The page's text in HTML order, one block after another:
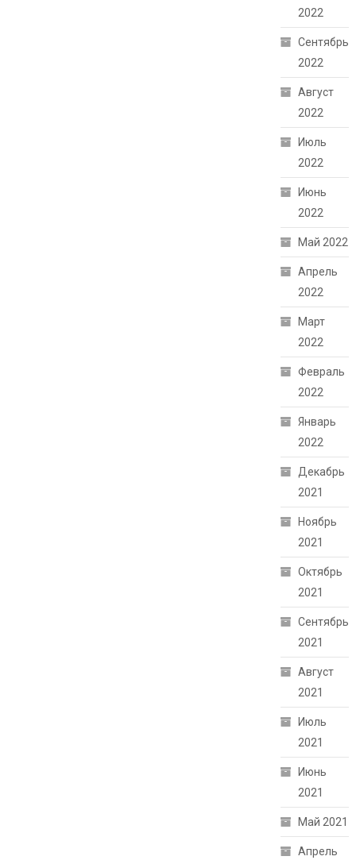
2022
Сентябрь
2022
Август
2022
Июль
2022
Июнь
2022
Май 2022
Апрель
2022
Март
2022
Февраль
2022
Январь
2022
Декабрь
2021
Ноябрь
2021
Октябрь
2021
Сентябрь
2021
Август
2021
Июль
2021
Июнь
2021
Май 2021
Апрель